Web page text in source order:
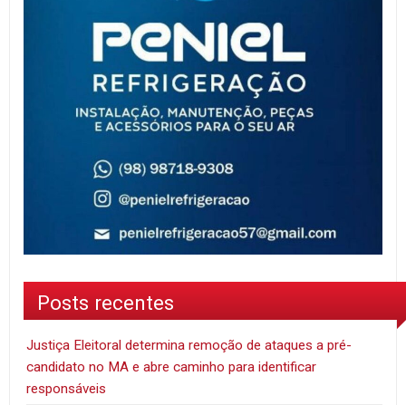
Posts recentes
Justiça Eleitoral determina remoção de ataques a pré-
candidato no MA e abre caminho para identificar
responsáveis